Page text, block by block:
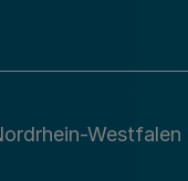
Westfalen